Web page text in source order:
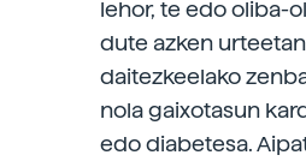
lehor, te edo oliba-
dute azken
daitezkeelako
nola gaixotasun
edo diabetesa.